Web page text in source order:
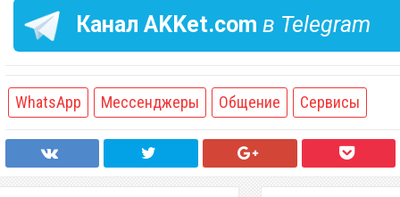
Канал AKKet.com в Telegram
WhatsApp Мессенджеры Общение Сервисы